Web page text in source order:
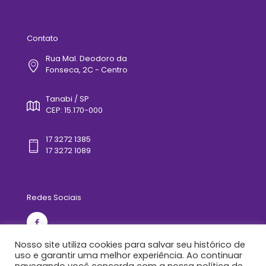
Contato
Rua Mal. Deodoro da
Fonseca, 2C - Centro
Tanabi / SP
CEP: 15.170-000
17 3272 1385
17 3272 1089
Redes Sociais
Nosso site utiliza cookies para salvar seu histórico de
uso e garantir uma melhor experiência. Ao continuar